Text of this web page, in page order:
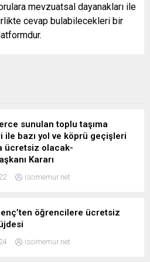
mevzuatsal dayanakları ile
cevap bulabilecekleri bir
sunulan toplu taşıma
ile bazı yol ve köprü geçişleri
ücretsiz olacak-
Kararı
iscimemur.net
öğrencilere ücretsiz
iscimemur.net